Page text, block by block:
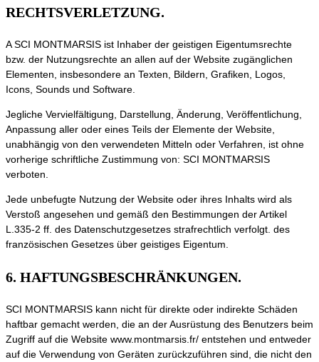
RECHTSVERLETZUNG.
A SCI MONTMARSIS ist Inhaber der geistigen Eigentumsrechte
bzw. der Nutzungsrechte an allen auf der Website zugänglichen
Elementen, insbesondere an Texten, Bildern, Grafiken, Logos,
Icons, Sounds und Software.
Jegliche Vervielfältigung, Darstellung, Änderung, Veröffentlichung,
Anpassung aller oder eines Teils der Elemente der Website,
unabhängig von den verwendeten Mitteln oder Verfahren, ist ohne
vorherige schriftliche Zustimmung von: SCI MONTMARSIS
verboten.
Jede unbefugte Nutzung der Website oder ihres Inhalts wird als
Verstoß angesehen und gemäß den Bestimmungen der Artikel
L.335-2 ff. des Datenschutzgesetzes strafrechtlich verfolgt. des
französischen Gesetzes über geistiges Eigentum.
6. HAFTUNGSBESCHRÄNKUNGEN.
SCI MONTMARSIS kann nicht für direkte oder indirekte Schäden
haftbar gemacht werden, die an der Ausrüstung des Benutzers beim
Zugriff auf die Website www.montmarsis.fr/ entstehen und entweder
auf die Verwendung von Geräten zurückzuführen sind, die nicht den